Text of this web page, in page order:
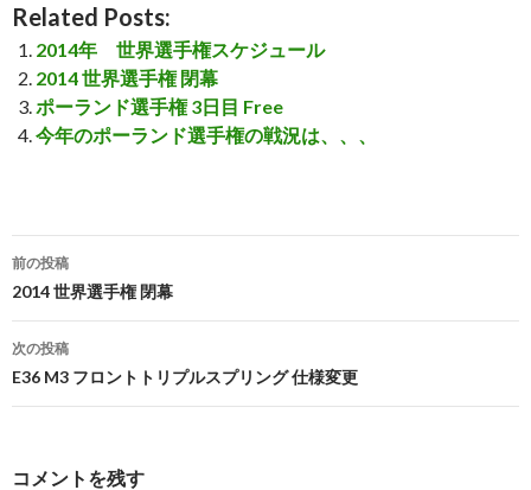
Related Posts:
2014年 世界選手権スケジュール
2014 世界選手権 閉幕
ポーランド選手権 3日目 Free
今年のポーランド選手権の戦況は、、、
投
稿
ナ
ゲ
前の投稿
2014 世界選手権 閉幕
次の投稿
E36 M3 フロントトリプルスプリング 仕様変更
コメントを残す